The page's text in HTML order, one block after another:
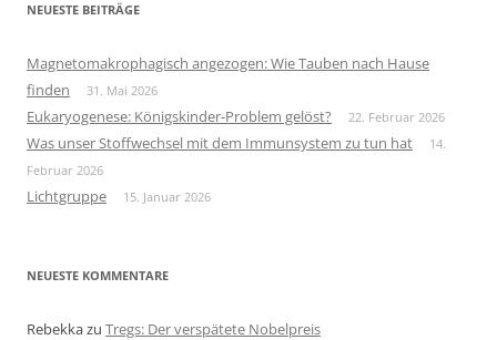
NEUESTE BEITRÄGE
Magnetomakrophagisch angezogen: Wie Tauben nach Hause
finden
31. Mai 2026
Eukaryogenese: Königskinder-Problem gelöst? 22. Februar 2026
Was unser Stoffwechsel mit dem Immunsystem zu tun hat
14.
Februar 2026
Lichtgruppe 15. Januar 2026
NEUESTE KOMMENTARE
Rebekkazu Tregs: Der verspätete Nobelpreis